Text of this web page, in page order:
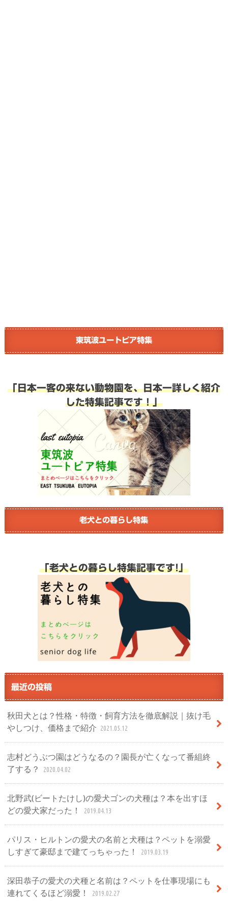
東筑波ユートピア特集
「日本一客の来ない動物園を、日本一詳しく紹介
した特集記事です！」
老犬との暮らし特集
「老犬との暮らし特集記事です!」
最近の投稿
秋田犬とは？性格・特徴・飼育方法を徹底解説｜抜け毛
やしつけ、価格まで紹介 2021.05.12
志村どうぶつ園はどうなるの？園長が亡くなって番組終
了する？
2020.04.02
北野武(ビートたけし)の愛犬ゴンの犬種は？本を出すほ
どの愛犬家だった！
2019.04.13
パリス・ヒルトンの愛犬の名前と犬種は？ペットを溺愛
しすぎて豪邸まで建てっちゃった！
2019.03.19
深田恭子の愛犬の犬種と名前は？ペットを仕事現場にも
連れてくるほど溺愛！
2019.02.27